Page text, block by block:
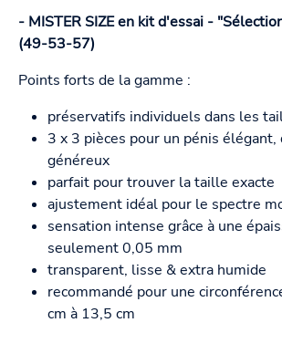
- MISTER SIZE en kit d'essai -
(49-53-57)
Points forts de la gamme :
préservatifs individuels dans les
3 x 3 pièces pour un pénis
généreux
parfait pour trouver la taille exacte
ajustement idéal pour le spectre
sensation intense grâce à une
seulement 0,05 mm
transparent, lisse & extra humide
recommandé pour une
cm à 13,5 cm